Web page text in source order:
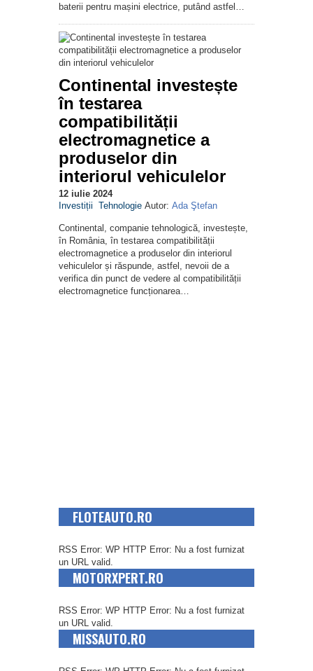
baterii pentru mașini electrice, putând astfel…
Continental investește
în testarea
compatibilității
electromagnetice a
produselor din
interiorul vehiculelor
12 iulie 2024
Investiții Tehnologie Autor: Ada Ştefan
Continental, companie tehnologică, investește,
în România, în testarea compatibilității
electromagnetice a produselor din interiorul
vehiculelor și răspunde, astfel, nevoii de a
verifica din punct de vedere al compatibilității
electromagnetice funcționarea…
FLOTEAUTO.RO
RSS Error: WP HTTP Error: Nu a fost furnizat
un URL valid.
MOTORXPERT.RO
RSS Error: WP HTTP Error: Nu a fost furnizat
un URL valid.
MISSAUTO.RO